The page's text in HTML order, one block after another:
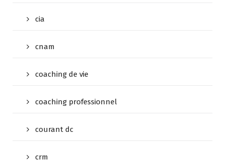
cia
cnam
coaching de vie
coaching professionnel
courant dc
crm